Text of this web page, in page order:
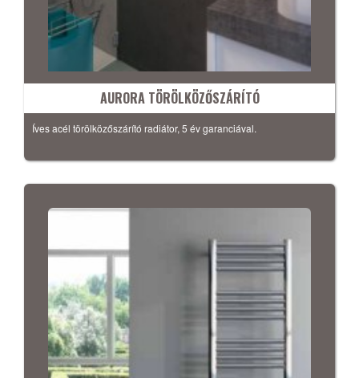
AURORA TÖRÖLKÖZŐSZÁRÍTÓ
Íves acél törölközőszárító radiátor, 5 év garanciával.